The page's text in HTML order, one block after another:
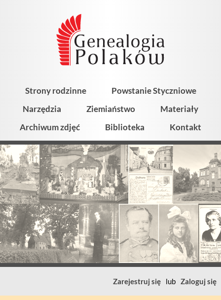
Strony rodzinne
Powstanie Styczniowe
Narzędzia
Ziemiaństwo
Materiały
Archiwum zdjęć
Biblioteka Kontakt
Zarejestruj się lub Zaloguj się